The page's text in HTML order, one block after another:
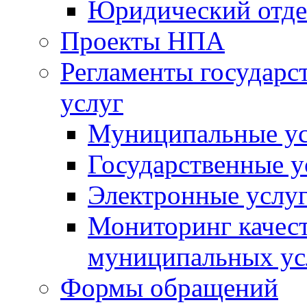
Юридический
Проекты НПА
Регламенты
услуг
Муниципальные
Государственные
Электронные
Мониторинг
муниципальных
Формы обращений